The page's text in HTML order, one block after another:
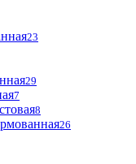
23
29
7
8
26